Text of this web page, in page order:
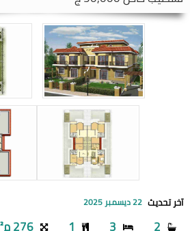
آخر تحديث 22 ديسمبر 2025